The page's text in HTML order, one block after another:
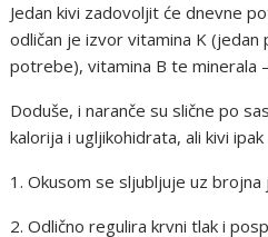
Jedan kivi zadovoljit će dnevne
odličan je izvor vitamina K
potrebe), vitamina B te minerala
Doduše, i naranče su slične po
kalorija i ugljikohidrata, ali kivi
1. Okusom se sljubljuje uz brojna
2. Odlično regulira krvni tlak i